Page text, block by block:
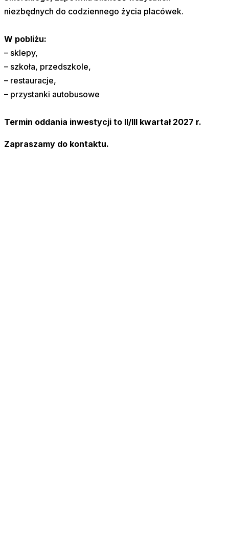
niezbędnych do codziennego życia placówek.
W pobliżu:
– sklepy,
– szkoła, przedszkole,
– restauracje,
– przystanki autobusowe
Termin oddania inwestycji to II/III kwartał 2027 r.
Zapraszamy do kontaktu.